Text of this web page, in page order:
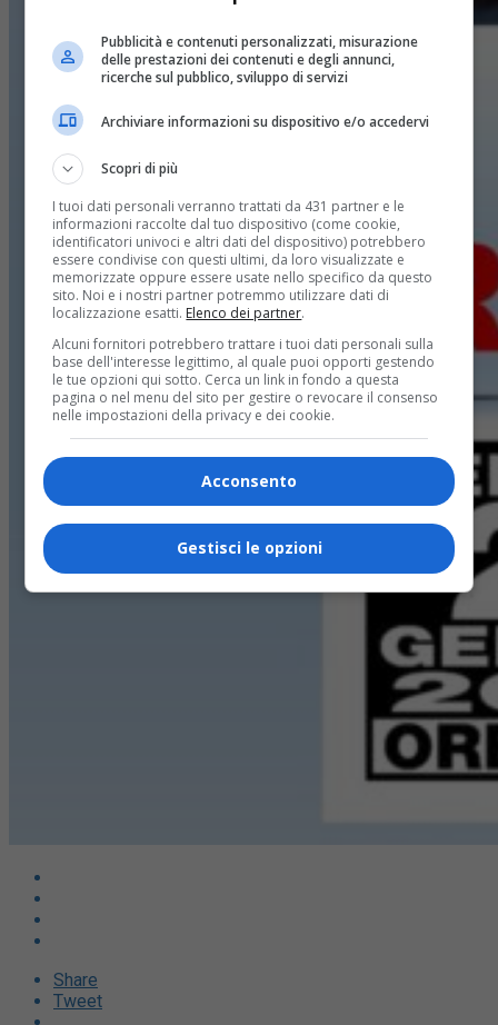
Share
Tweet
Pubblicità e contenuti personalizzati, misurazione
delle prestazioni dei contenuti e degli annunci,
ricerche sul pubblico, sviluppo di servizi
Archiviare informazioni su dispositivo e/o accedervi
Scopri di più
I tuoi dati personali verranno trattati da 431 partner e le
informazioni raccolte dal tuo dispositivo (come cookie,
identificatori univoci e altri dati del dispositivo) potrebbero
essere condivise con questi ultimi, da loro visualizzate e
memorizzate oppure essere usate nello specifico da questo
sito. Noi e i nostri partner potremmo utilizzare dati di
localizzazione esatti. Elenco dei partner.
Alcuni fornitori potrebbero trattare i tuoi dati personali sulla
base dell'interesse legittimo, al quale puoi opporti gestendo
le tue opzioni qui sotto. Cerca un link in fondo a questa
pagina o nel menu del sito per gestire o revocare il consenso
nelle impostazioni della privacy e dei cookie.
Acconsento
Gestisci le opzioni